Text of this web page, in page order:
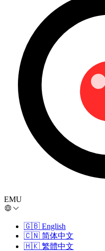
EMU
🇬🇧 English
🇨🇳 简体中文
🇭🇰 繁體中文